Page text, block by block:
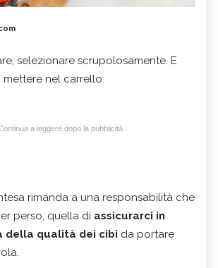
selezionare scrupolosamente. E
mettere nel carrello.
a leggere dopo la pubblicità
rimanda a una responsabilità che
perso, quella di assicurarci in
della qualità dei cibi da portare